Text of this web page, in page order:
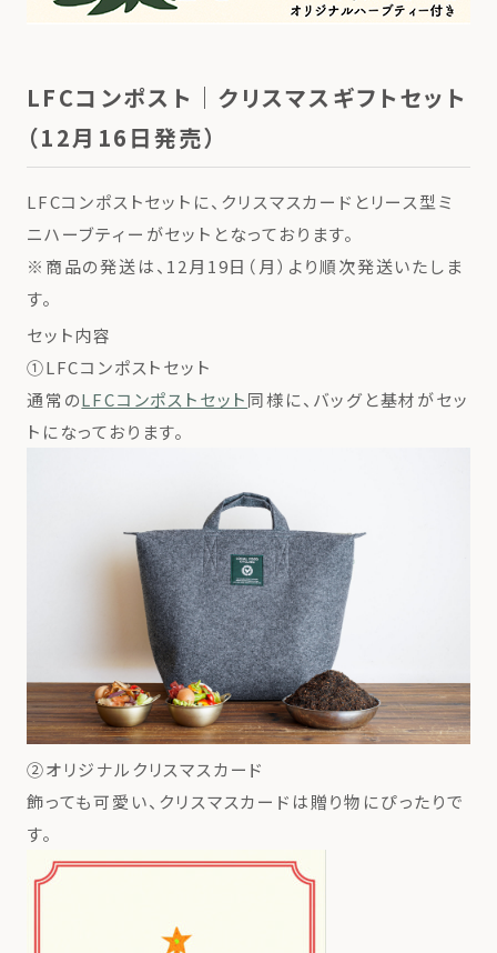
LFCコンポスト｜クリスマスギフトセット
（12月16日発売）
LFCコンポストセットに、クリスマスカードとリース型ミ
ニハーブティーがセットとなっております。
※商品の発送は、12月19日（月）より順次発送いたしま
す。
セット内容
①LFCコンポストセット
通常のLFCコンポストセット同様に、バッグと基材がセッ
トになっております。
②オリジナルクリスマスカード
飾っても可愛い、クリスマスカードは贈り物にぴったりで
す。